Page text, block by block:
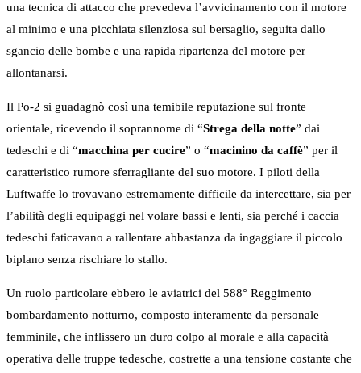
una tecnica di attacco che prevedeva l’avvicinamento con il motore
al minimo e una picchiata silenziosa sul bersaglio, seguita dallo
sgancio delle bombe e una rapida ripartenza del motore per
allontanarsi.
Il Po-2 si guadagnò così una temibile reputazione sul fronte
orientale, ricevendo il soprannome di “Strega della notte” dai
tedeschi e di “macchina per cucire” o “macinino da caffè” per il
caratteristico rumore sferragliante del suo motore. I piloti della
Luftwaffe lo trovavano estremamente difficile da intercettare, sia per
l’abilità degli equipaggi nel volare bassi e lenti, sia perché i caccia
tedeschi faticavano a rallentare abbastanza da ingaggiare il piccolo
biplano senza rischiare lo stallo.
Un ruolo particolare ebbero le aviatrici del 588° Reggimento
bombardamento notturno, composto interamente da personale
femminile, che inflissero un duro colpo al morale e alla capacità
operativa delle truppe tedesche, costrette a una tensione costante che